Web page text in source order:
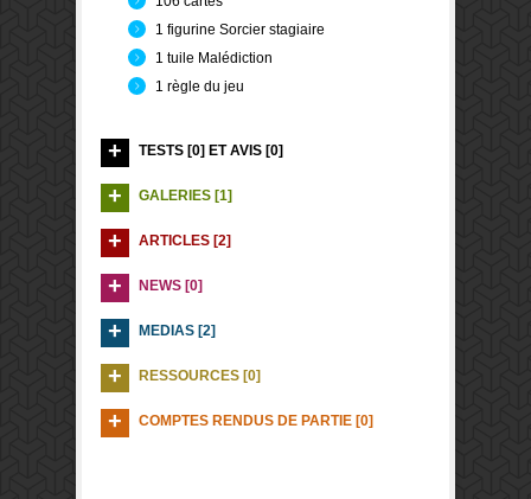
1 figurine Sorcier stagiaire
1 tuile Malédiction
1 règle du jeu
TESTS [0] ET AVIS [0]
GALERIES [1]
ARTICLES [2]
NEWS [0]
MEDIAS [2]
RESSOURCES [0]
COMPTES RENDUS DE PARTIE [0]